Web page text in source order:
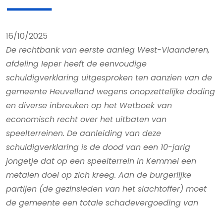
16/10/2025
De rechtbank van eerste aanleg West-Vlaanderen,
afdeling Ieper heeft de eenvoudige
schuldigverklaring uitgesproken ten aanzien van de
gemeente Heuvelland wegens onopzettelijke doding
en diverse inbreuken op het Wetboek van
economisch recht over het uitbaten van
speelterreinen. De aanleiding van deze
schuldigverklaring is de dood van een 10-jarig
jongetje dat op een speelterrein in Kemmel een
metalen doel op zich kreeg. Aan de burgerlijke
partijen (de gezinsleden van het slachtoffer) moet
de gemeente een totale schadevergoeding van